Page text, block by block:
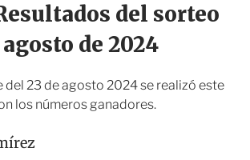
i
o
r
del sorteo
de 2024
del 23 de agosto 2024 se realizó este
los números ganadores.